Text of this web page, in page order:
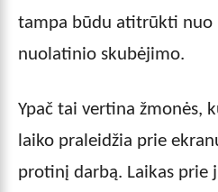
tampa būdu atitrūkti nuo
nuolatinio skubėjimo.
Ypač tai vertina žmonės,
laiko praleidžia prie
protinį darbą. Laikas prie